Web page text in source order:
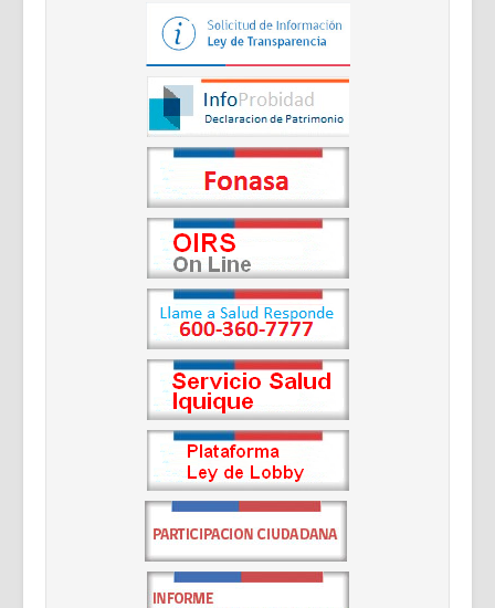
Gestión de Personas
Documentos Destacados